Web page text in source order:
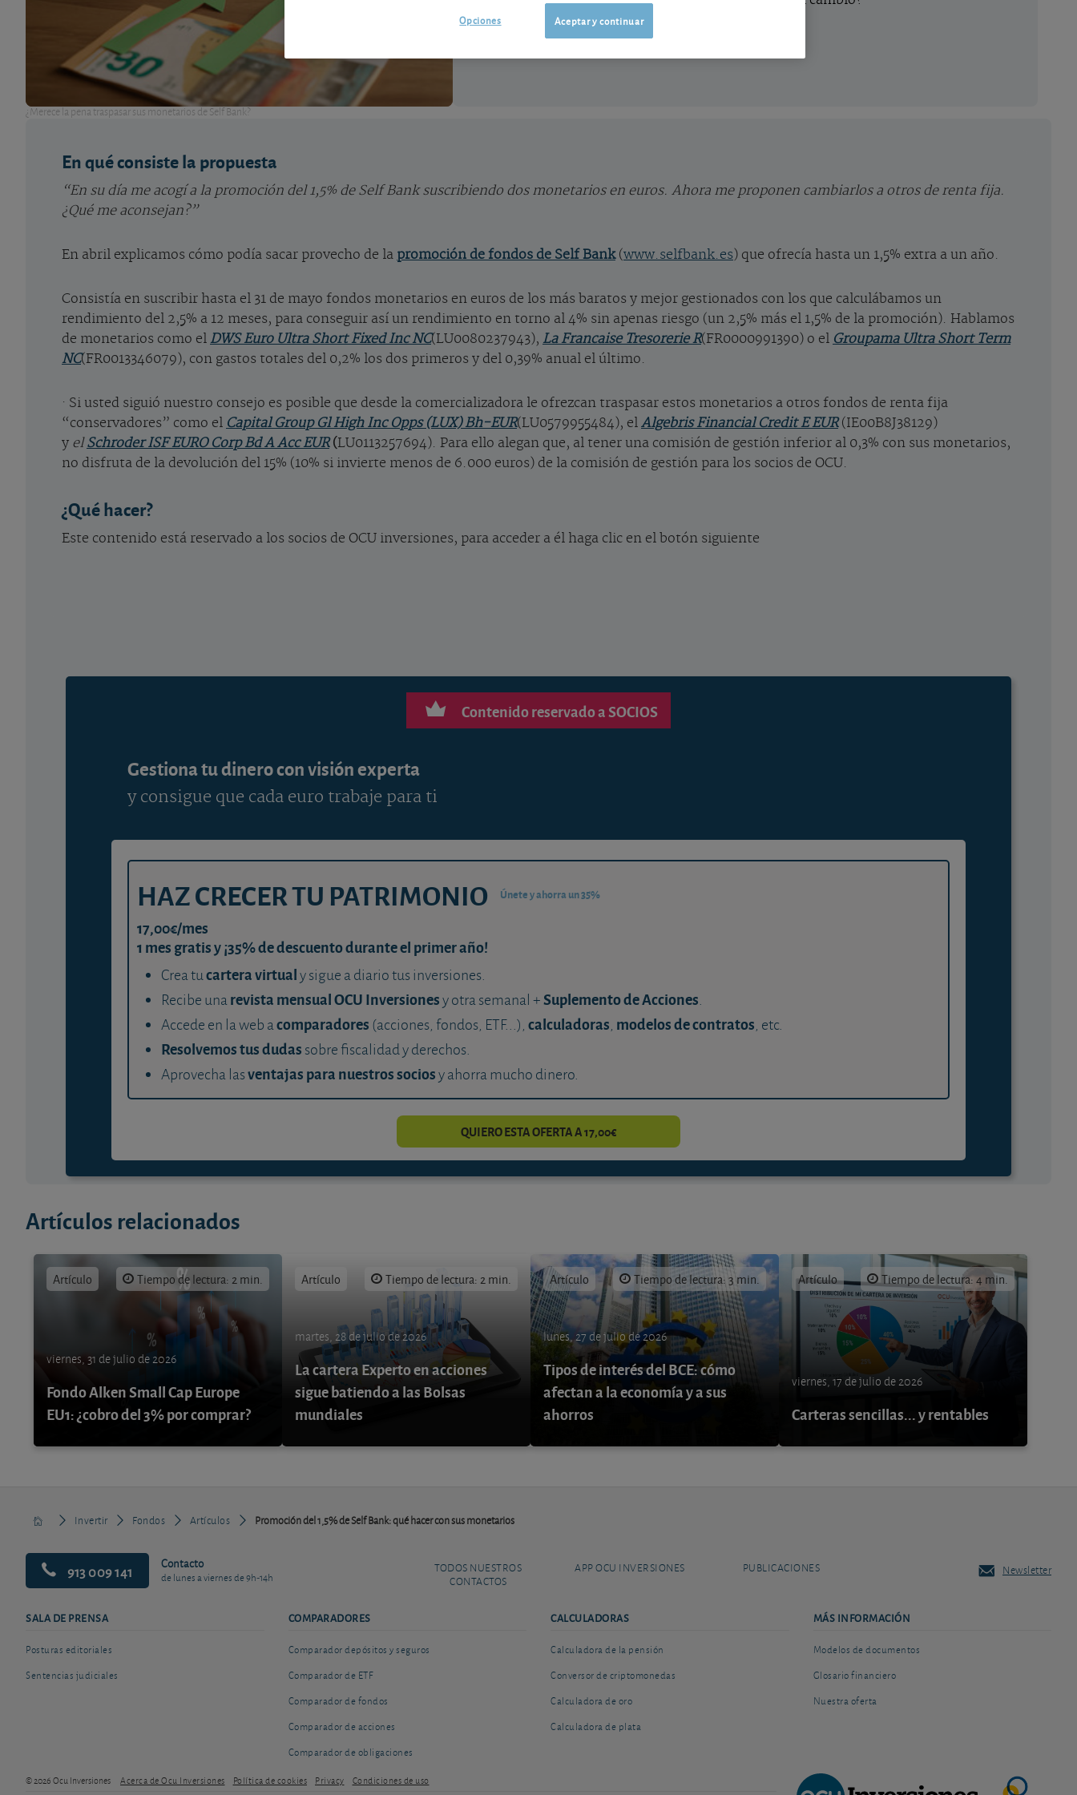
¿Merece la pena traspasar sus monetarios de Self Bank?
En qué consiste la propuesta
“En su día me acogí a la promoción del 1,5% de Self Bank suscribiendo dos monetarios en euros. Ahora me proponen cambiarlos a otros de renta fija.
¿Qué me aconsejan?”
En abril explicamos cómo podía sacar provecho de la promoción de fondos de Self Bank(www.selfbank.es) que ofrecía hasta un 1,5% extra a un año.
Consistía en suscribir hasta el 31 de mayo fondos monetarios en euros de los más baratos y mejor gestionados con los que calculábamos un
rendimiento del 2,5% a 12 meses, para conseguir así un rendimiento en torno al 4% sin apenas riesgo (un 2,5% más el 1,5% de la promoción). Hablamos
de monetarios como el DWS Euro Ultra Short Fixed Inc NC(LU0080237943), La Francaise Tresorerie R(FR0000991390) o el Groupama Ultra Short Term
NC(FR0013346079), con gastos totales del 0,2% los dos primeros y del 0,39% anual el último.
· Si usted siguió nuestro consejo es posible que desde la comercializadora le ofrezcan traspasar estos monetarios a otros fondos de renta fija
“conservadores” como el Capital Group Gl High Inc Opps (LUX) Bh-EUR(LU0579955484), el Algebris Financial Credit E EUR(IE00B8J38129)
y elSchroder ISF EURO Corp Bd A Acc EUR(LU0113257694). Para ello alegan que, al tener una comisión de gestión inferior al 0,3% con sus monetarios,
no disfruta de la devolución del 15% (10% si invierte menos de 6.000 euros) de la comisión de gestión para los socios de OCU.
¿Qué hacer?
Este contenido está reservado a los socios de OCU inversiones, para acceder a él haga clic en el botón siguiente
Contenido reservado a SOCIOS
Gestiona tu dinero con visión experta
y consigue que cada euro trabaje para ti
HAZ CRECER TU PATRIMONIO Únete y ahorra un 35%
17,00€/mes
1 mes gratis y ¡35% de descuento durante el primer año!
Crea tucartera virtualy sigue a diario tus inversiones.
Recibe unarevista mensual OCU Inversionesy otra semanal +Suplemento de Acciones.
Accede en la web acomparadores (acciones, fondos, ETF...), calculadoras, modelos de contratos, etc.
Resolvemos tus dudas sobre fiscalidad y derechos.
Aprovecha lasventajas para nuestros sociosy ahorra mucho dinero.
QUIERO ESTA OFERTA A 17,00€
Artículos relacionados
Artículo Tiempo de lectura: 2 min.
viernes, 31 de julio de 2026
Fondo Alken Small Cap Europe
EU1: ¿cobro del 3% por comprar?
Artículo Tiempo de lectura: 2 min.
martes, 28 de julio de 2026
La cartera Experto en acciones
sigue batiendo a las Bolsas
mundiales
Artículo Tiempo de lectura: 3 min.
lunes, 27 de julio de 2026
Tipos de interés del BCE: cómo
afectan a la economía y a sus
ahorros
Artículo Tiempo de lectura: 4 min.
viernes, 17 de julio de 2026
Carteras sencillas... y rentables
Invertir Fondos Artículos Promoción del 1,5% de Self Bank: qué hacer con sus monetarios
913 009 141 Contacto
de lunes a viernes de 9h-14h
TODOS NUESTROS
CONTACTOS
APP OCU INVERSIONES PUBLICACIONES Newsletter
SALA DE PRENSA
Posturas editoriales
Sentencias judiciales
COMPARADORES
Comparador depósitos y seguros
Comparador de ETF
Comparador de fondos
Comparador de acciones
Comparador de obligaciones
CALCULADORAS
Calculadora de la pensión
Conversor de criptomonedas
Calculadora de oro
Calculadora de plata
MÁS INFORMACIÓN
Modelos de documentos
Glosario financiero
Nuestra oferta
© 2026 Ocu Inversiones Acerca de Ocu Inversiones Política de cookies Privacy Condiciones de uso
Aceptar y continuar
Opciones